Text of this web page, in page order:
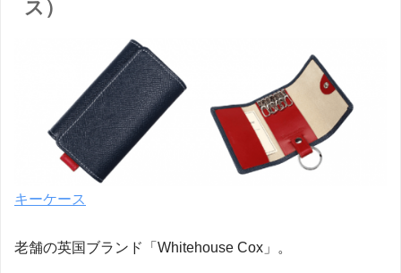
ス）
キーケース
老舗の英国ブランド「Whitehouse Cox」。